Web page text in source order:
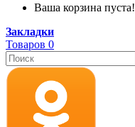
Ваша корзина пуста!
Закладки
Товаров 0